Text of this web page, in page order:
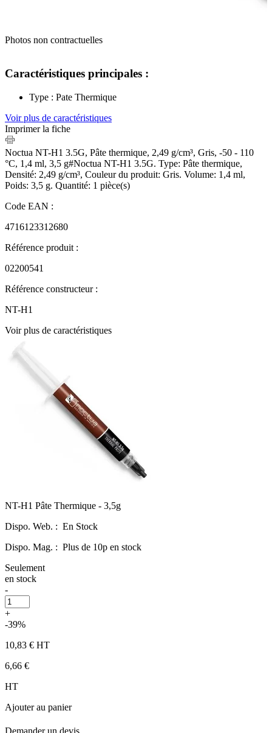
Photos non contractuelles
Caractéristiques principales :
Type : Pate Thermique
Voir plus de caractéristiques
Imprimer la fiche
Noctua NT-H1 3.5G, Pâte thermique, 2,49 g/cm³, Gris, -50 - 110
°C, 1,4 ml, 3,5 g#Noctua NT-H1 3.5G. Type: Pâte thermique,
Densité: 2,49 g/cm³, Couleur du produit: Gris. Volume: 1,4 ml,
Poids: 3,5 g. Quantité: 1 pièce(s)
Code EAN :
4716123312680
Référence produit :
02200541
Référence constructeur :
NT-H1
Voir plus de caractéristiques
NT-H1 Pâte Thermique - 3,5g
Dispo. Web. : En Stock
Dispo. Mag. : Plus de 10p en stock
Seulement
en stock
-
+
-39%
10,83 € HT
6,66 €
HT
Ajouter au panier
Demander un devis